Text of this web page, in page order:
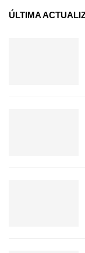
ÚLTIMA